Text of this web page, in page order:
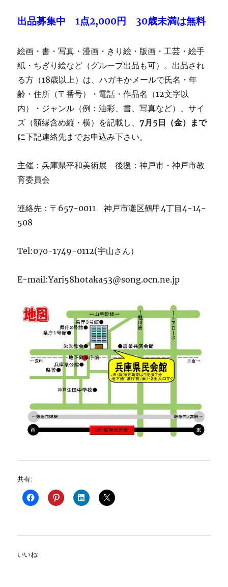
出品募集中 1点2,000円 30歳未満は無料
絵画・書・写真・漫画・きり絵・版画・工芸・絵手
紙・ちぎり絵など（グループ出品も可）。出品され
る方（18歳以上）は、ハガキかメールで氏名・年
齢・住所（〒番号）・電話・作品名（12文字以
内）・ジャンル（例：油彩、書、写真など）、サイ
ズ（額縁含め縦・横）を記載し、7月5日（金）まで
に下記連絡先までお申込み下さい。
主催：兵庫県平和美術展 後援：神戸市・神戸市教
育委員会
連絡先：〒657-0011 神戸市灘区鶴甲4丁目4-14-
508
Tel:070-1749-0112(宇山さん）
E-mail:Yari58hotaka53@song.ocn.ne.jp
共有:
いいね: